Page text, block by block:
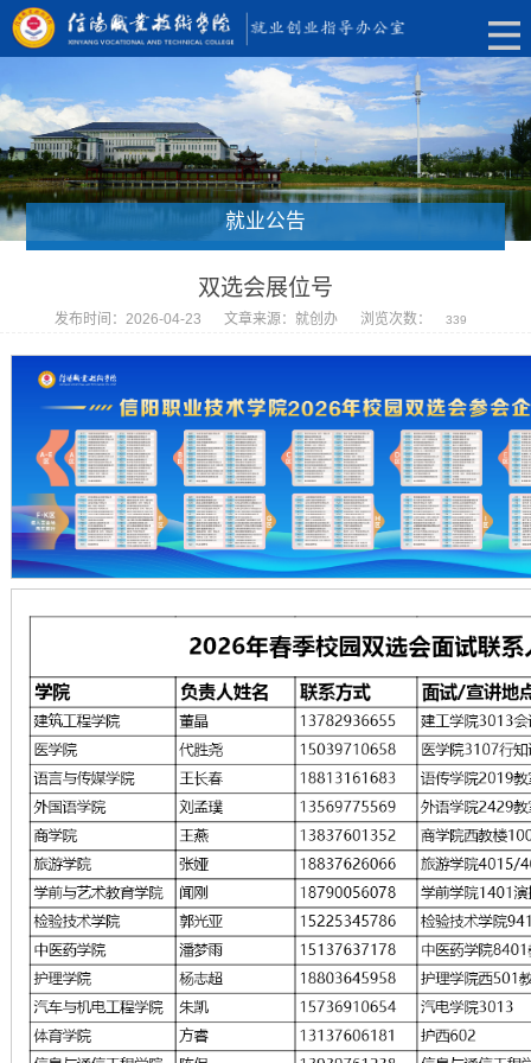
就业公告
双选会展位号
发布时间：2026-04-23 文章来源：就创办 浏览次数： 339